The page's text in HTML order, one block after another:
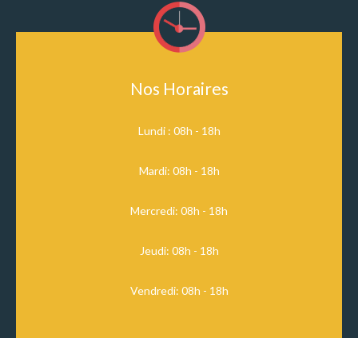
Nos Horaires
Lundi : 08h - 18h
Mardi: 08h - 18h
Mercredi: 08h - 18h
Jeudi: 08h - 18h
Vendredi: 08h - 18h